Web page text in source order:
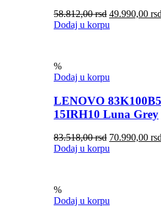
58.812,00rsd 49.990,00 rsd
Dodaj u korpu
%
Dodaj u korpu
LENOVO
15IRH10 Luna Grey
83.518,00rsd 70.990,00
Dodaj u korpu
%
Dodaj u korpu